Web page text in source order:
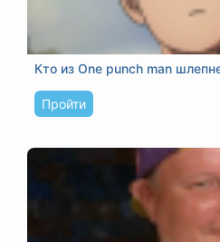
Кто из One punch man
Пройти